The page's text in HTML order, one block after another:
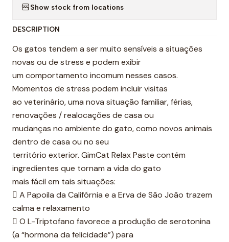
t
i
t
y
Show stock from locations
DESCRIPTION
Os gatos tendem a ser muito sensíveis a situações
novas ou de stress e podem exibir
um comportamento incomum nesses casos.
Momentos de stress podem incluir visitas
ao veterinário, uma nova situação familiar, férias,
renovações / realocações de casa ou
mudanças no ambiente do gato, como novos animais
dentro de casa ou no seu
território exterior. GimCat Relax Paste contém
ingredientes que tornam a vida do gato
mais fácil em tais situações:
 A Papoila da Califórnia e a Erva de São João trazem
calma e relaxamento
 O L-Triptofano favorece a produção de serotonina
(a “hormona da felicidade”) para